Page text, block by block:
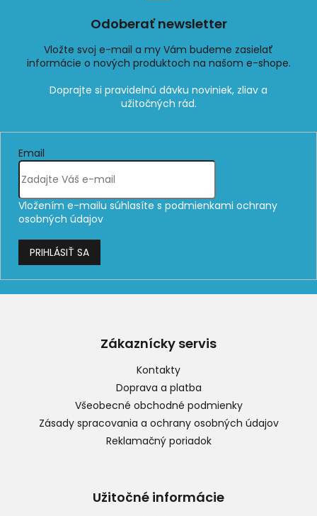
Odoberať newsletter
Vložte svoj e-mail a my Vám budeme zasielať
informácie o nových produktoch na našom e-shope.
Email
Vložením e-mailu súhlasíte s podmienkami ochrany
osobných údajov
PRIHLÁSIŤ SA
Zákaznícky servis
Kontakty
Doprava a platba
Všeobecné obchodné podmienky
Zásady spracovania a ochrany osobných údajov
Reklamačný poriadok
Užitočné informácie